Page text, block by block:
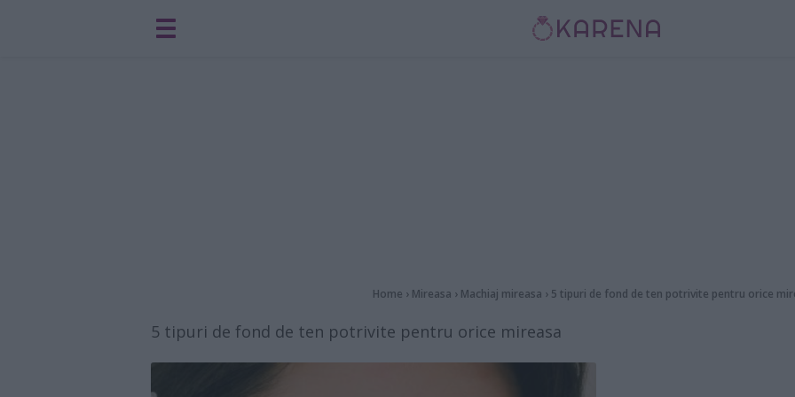
Home › Mireasa › Machiaj mireasa › 5 tipuri de fond de ten potrivite pentru orice
5 tipuri de fond de ten potrivite pentru orice mireasa